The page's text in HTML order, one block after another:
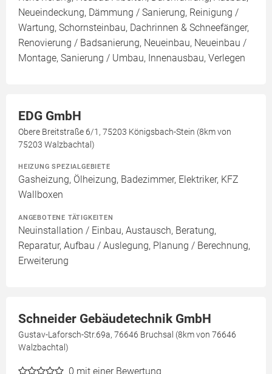
Neueindeckung, Dämmung / Sanierung, Reinigung /
Wartung, Schornsteinbau, Dachrinnen & Schneefänger,
Renovierung / Badsanierung, Neueinbau, Neueinbau /
Montage, Sanierung / Umbau, Innenausbau, Verlegen
EDG GmbH
Obere Breitstraße 6/1, 75203 Königsbach-Stein (8km von
75203 Walzbachtal)
HEIZUNG SPEZIALGEBIETE
Gasheizung, Ölheizung, Badezimmer, Elektriker, KFZ
Wallboxen
ANGEBOTENE TÄTIGKEITEN
Neuinstallation / Einbau, Austausch, Beratung,
Reparatur, Aufbau / Auslegung, Planung / Berechnung,
Erweiterung
Schneider Gebäudetechnik GmbH
Gustav-Laforsch-Str.69a, 76646 Bruchsal (8km von 76646
Walzbachtal)
0 mit einer Bewertung